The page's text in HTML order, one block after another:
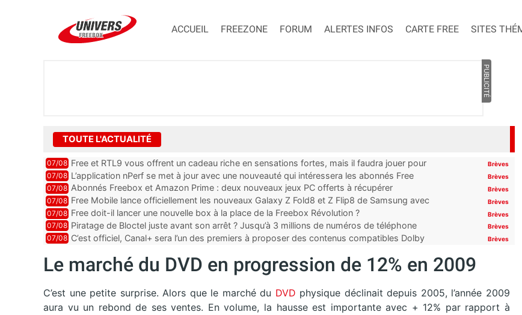
ACCUEIL FREEZONE FORUM ALERTES INFOS CARTE FREE SITES
PUBLICITÉ
TOUTE L'ACTUALITÉ
07/08 Free et RTL9 vous offrent un cadeau riche en sensations fortes, mais il faudra jouer pour
l’obtenir
Brèves
07/08 L’application nPerf se met à jour avec une nouveauté qui intéressera les abonnés Free
Mobile, Orange, SFR ...
Brèves
07/08 Abonnés Freebox et Amazon Prime : deux nouveaux jeux PC offerts à récupérer Brèves
07/08 Free Mobile lance officiellement les nouveaux Galaxy Z Fold8 et Z Flip8 de Samsung avec
des promos et des cadeaux
Brèves
07/08 Free doit-il lancer une nouvelle box à la place de la Freebox Révolution ? Brèves
07/08 Piratage de Bloctel juste avant son arrêt ? Jusqu’à 3 millions de numéros de téléphone
auraient fuité
Brèves
07/08 C’est officiel, Canal+ sera l’un des premiers à proposer des contenus compatibles Dolby
Brèves
Le marché du DVD en progression de 12% en 2009
C’est une petite surprise. Alors que le marché du DVD physique déclinait depuis 2005, l’année 2009
aura vu un rebond de ses ventes. En volume, la hausse est importante avec + 12% par rapport à